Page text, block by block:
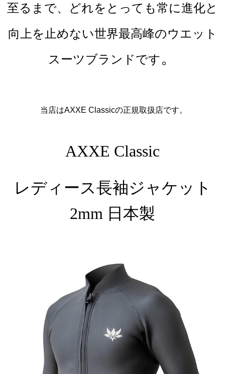
至るまで、どれをとっても常に進化と
向上を止めない世界最高峰のウエット
スーツブランドです。
当店はAXXE Classicの正規取扱店です。
AXXE Classic
レディース長袖ジャケット
2mm 日本製